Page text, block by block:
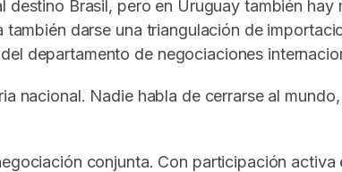
Brasil, pero en Uruguay también
darse una triangulación de
departamento de negociaciones
nacional. Nadie habla de cerrarse al
conjunta. Con participación